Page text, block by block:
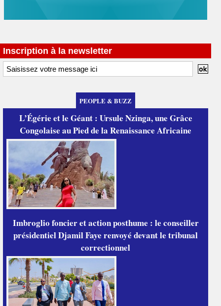
Inscription à la newsletter
PEOPLE & BUZZ
L’Égérie et le Géant : Ursule Nzinga, une Grâce
Congolaise au Pied de la Renaissance Africaine
Imbroglio foncier et action posthume : le conseiller
présidentiel Djamil Faye renvoyé devant le tribunal
correctionnel